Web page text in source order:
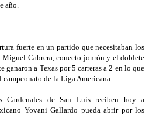
año.
fuerte en un partido que necesitaban los
Cabrera, conecto jonrón y el doblete
a Texas por 5 carreras a 2 en lo que
de la Liga Americana.
Cardenales de San Luis reciben hoy a
Yovani Gallardo pueda abrir por los